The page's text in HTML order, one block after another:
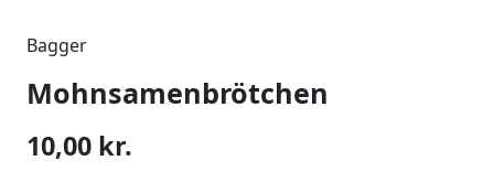
Bagger
Mohnsamenbrötchen
10,00 kr.